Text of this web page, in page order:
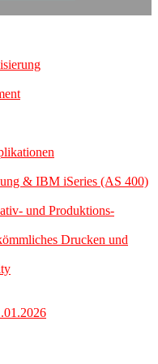
& IBM iSeries (AS 400)
und Produktions-
Drucken und